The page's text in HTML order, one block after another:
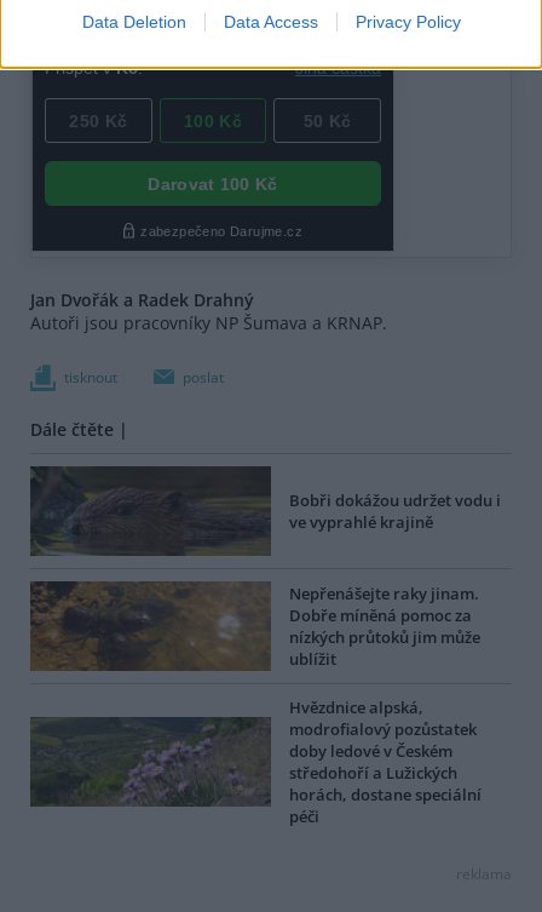
Data Deletion Data Access Privacy Policy
Jan Dvořák a Radek Drahný
Autoři jsou pracovníky NP Šumava a KRNAP.
tisknout poslat
Dále čtěte |
Bobři dokážou udržet vodu i
ve vyprahlé krajině
Nepřenášejte raky jinam.
Dobře míněná pomoc za
nízkých průtoků jim může
ublížit
Hvězdnice alpská,
modrofialový pozůstatek
doby ledové v Českém
středohoří a Lužických
horách, dostane speciální
péči
reklama